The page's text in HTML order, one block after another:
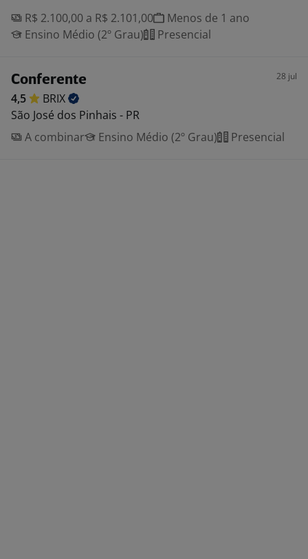
R$ 2.100,00 a R$ 2.101,00
Menos de 1 ano
Ensino Médio (2º Grau)
Presencial
Conferente 28 jul
4,5
BRIX
São José dos Pinhais - PR
A combinar
Ensino Médio (2º Grau) Presencial